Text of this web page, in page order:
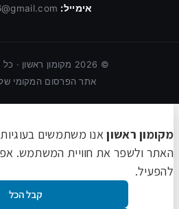
אימייל:
©
2026 מקומון ראשון · כל
אתר הפרסום המקומי של
מקומון ראשוןאנו משתמשים
האתר ולשפר את חוויית המשתמש.
להפעיל.
קבל הכל